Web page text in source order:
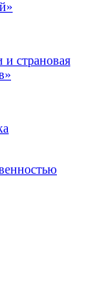
и страновая